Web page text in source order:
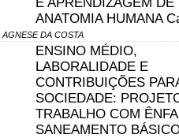
ANATOMIA HUMANA
DA COSTA
ENSINO MÉDIO,
LABORALIDADE E
CONTRIBUIÇÕES
SOCIEDADE:
TRABALHO COM
SANEAMENTO